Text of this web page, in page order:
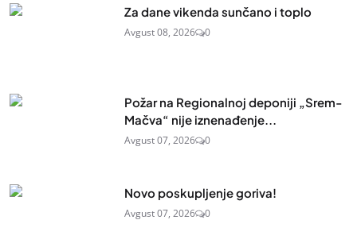
Za dane vikenda sunčano i toplo
Avgust 08, 2026 0
Požar na Regionalnoj deponiji „Srem-
Mačva“ nije iznenađenje...
Avgust 07, 2026 0
Novo poskupljenje goriva!
Avgust 07, 2026 0